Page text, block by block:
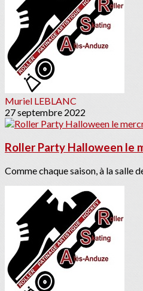
Muriel LEBLANC
27 septembre 2022
Roller Party Halloween le
Comme chaque saison, à la salle